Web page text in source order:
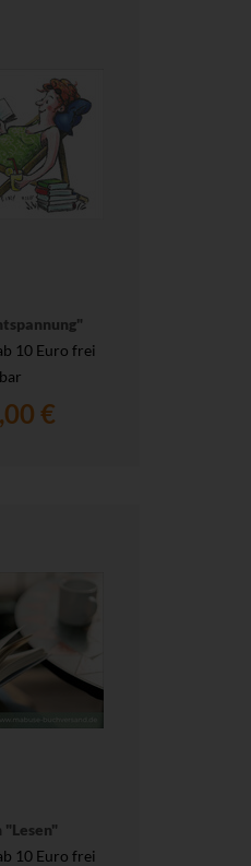
10 Euro frei
€
"Lesen"
10 Euro frei